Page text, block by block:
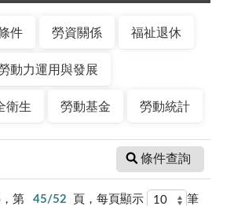
件 勞資關係 福祉退休
動力運用與發展
衛生 勞動基金 勞動統計
條件查詢
第 45/52 頁，每頁顯示 筆